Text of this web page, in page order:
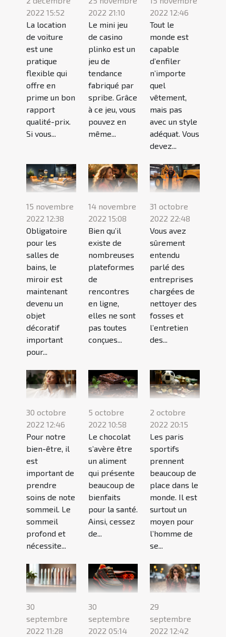
2022 15:52
La location
de voiture
est une
pratique
flexible qui
offre en
prime un bon
rapport
qualité-prix.
Si vous...
2022 21:10
Le mini jeu
de casino
plinko est un
jeu de
tendance
fabriqué par
spribe. Grâce
à ce jeu, vous
pouvez en
même...
2022 12:46
Tout le
monde est
capable
d’enfiler
n’importe
quel
vêtement,
mais pas
avec un style
adéquat. Vous
devez...
15 novembre
2022 12:38
Obligatoire
pour les
salles de
bains, le
miroir est
maintenant
devenu un
objet
décoratif
important
pour...
14 novembre
2022 15:08
Bien qu’il
existe de
nombreuses
plateformes
de
rencontres
en ligne,
elles ne sont
pas toutes
conçues...
31 octobre
2022 22:48
Vous avez
sûrement
entendu
parlé des
entreprises
chargées de
nettoyer des
fosses et
l’entretien
des...
30 octobre
2022 12:46
Pour notre
bien-être, il
est
important de
prendre
soins de note
sommeil. Le
sommeil
profond et
nécessite...
5 octobre
2022 10:58
Le chocolat
s’avère être
un aliment
qui présente
beaucoup de
bienfaits
pour la santé.
Ainsi, cessez
de...
2 octobre
2022 20:15
Les paris
sportifs
prennent
beaucoup de
place dans le
monde. Il est
surtout un
moyen pour
l’homme de
se...
30
septembre
2022 11:28
30
septembre
2022 05:14
29
septembre
2022 12:42